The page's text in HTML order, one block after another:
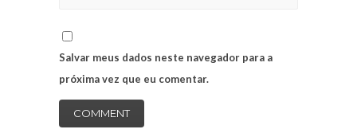
Salvar meus dados neste navegador para a
próxima vez que eu comentar.